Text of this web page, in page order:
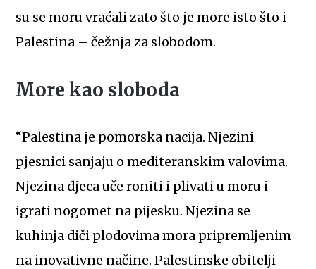
su se moru vraćali zato što je more isto što i
Palestina – čežnja za slobodom.
More kao sloboda
“Palestina je pomorska nacija. Njezini
pjesnici sanjaju o mediteranskim valovima.
Njezina djeca uče roniti i plivati u moru i
igrati nogomet na pijesku. Njezina se
kuhinja diči plodovima mora pripremljenim
na inovativne načine. Palestinske obitelji